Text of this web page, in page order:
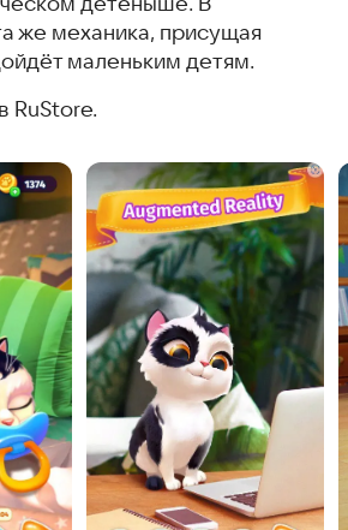
же механика, присущая
маленьким детям.
в RuStore.